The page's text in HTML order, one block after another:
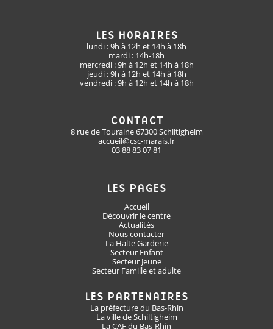
LES HORAIRES
lundi : 9h à 12h et 14h à 18h
mardi : 14h-18h
mercredi : 9h à 12h et 14h à 18h
jeudi : 9h à 12h et 14h à 18h
vendredi : 9h à 12h et 14h à 18h
CONTACT
8 rue de Touraine 67300 Schiltigheim
accueil@csc-marais.fr
03 88 83 07 81
LES PAGES
Accueil
Découvrir le centre
Actualités
Nous contacter
La Halte Garderie
Secteur Enfant
Secteur Jeune
Secteur Famille et adulte
LES PARTENAIRES
La préfecture du Bas-Rhin
La ville de Schiltigheim
La CAF du Bas-Rhin